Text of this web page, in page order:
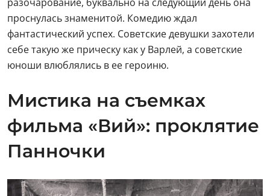
проснулась знаменитой. Комедию ждал
фантастический успех. Советские девушки захотели
себе такую же прическу как у Варлей, а советские
юноши влюблялись в ее героиню.
Мистика на съемках
фильма «Вий»: проклятие
Панночки